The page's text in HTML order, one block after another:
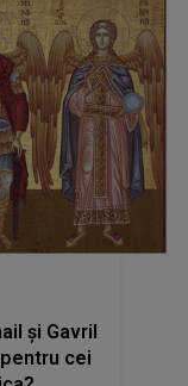
și Gavril
cei